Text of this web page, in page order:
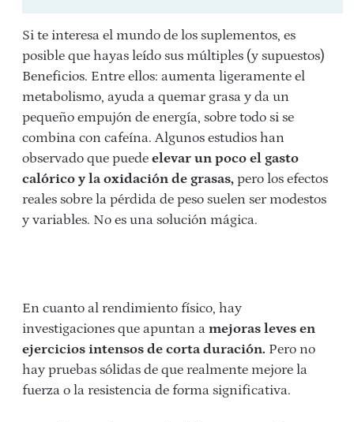
Si te interesa el mundo de los suplementos, es
posible que hayas leído sus múltiples (y supuestos)
Beneficios. Entre ellos: aumenta ligeramente el
metabolismo, ayuda a quemar grasa y da un
pequeño empujón de energía, sobre todo si se
combina con cafeína. Algunos estudios han
observado que puede elevar un poco el gasto
calórico y la oxidación de grasas, pero los efectos
reales sobre la pérdida de peso suelen ser modestos
y variables. No es una solución mágica.
En cuanto al rendimiento físico, hay
investigaciones que apuntan a mejoras leves en
ejercicios intensos de corta duración. Pero no
hay pruebas sólidas de que realmente mejore la
fuerza o la resistencia de forma significativa.